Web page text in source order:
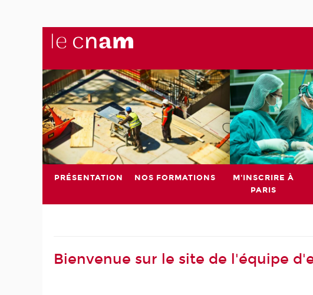
PRÉSENTATION NOS FORMATIONS
M'INSCRIRE À
PARIS
Bienvenue sur le site de l'équipe